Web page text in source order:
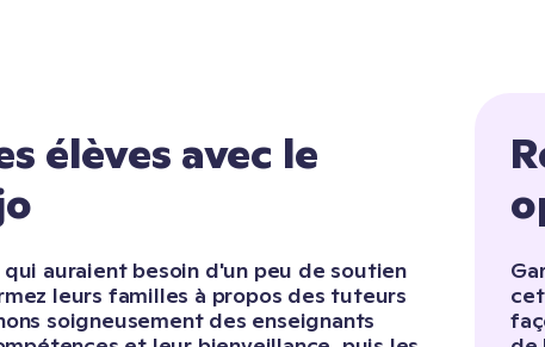
élèves avec le
qui auraient besoin d'un peu de soutien
leurs familles à propos des tuteurs
soigneusement des enseignants